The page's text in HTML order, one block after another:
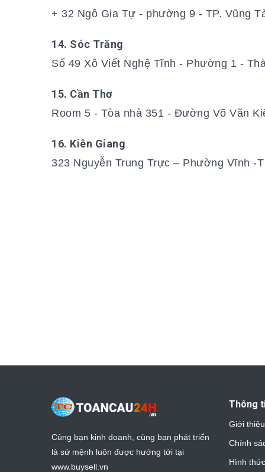
+ 32 Ngô Gia Tự - phường 9 - TP. Vũng
14. Sóc Trăng
Số 49 Xô Viết Nghệ Tĩnh - Phường 1 -
15. Cần Thơ
Room 5 - Tòa nhà 351 - Đường Võ Văn
16. Kiên Giang
323 Nguyễn Trung Trực – Phường Vĩnh -
Cùng bạn kinh doanh, cùng bạn phát triển
là sứ mệnh luôn được hướng tới tại
www.buysell.vn
Thông
Giới
Chính
Hình